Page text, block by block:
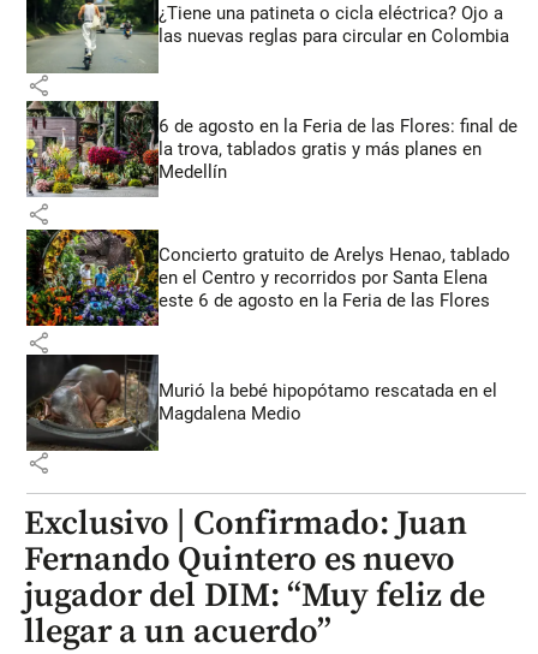
¿Tiene una patineta o cicla eléctrica? Ojo a
las nuevas reglas para circular en Colombia
share
6 de agosto en la Feria de las Flores: final de
la trova, tablados gratis y más planes en
Medellín
share
Concierto gratuito de Arelys Henao, tablado
en el Centro y recorridos por Santa Elena
este 6 de agosto en la Feria de las Flores
share
Murió la bebé hipopótamo rescatada en el
Magdalena Medio
share
Exclusivo | Confirmado: Juan
Fernando Quintero es nuevo
jugador del DIM: “Muy feliz de
llegar a un acuerdo”